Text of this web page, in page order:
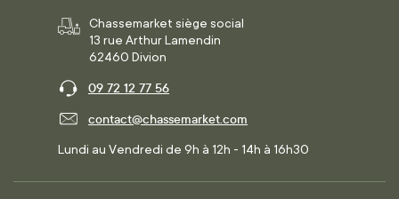
Chassemarket siège social
13 rue Arthur Lamendin
62460 Divion
09 72 12 77 56
contact@chassemarket.com
Lundi au Vendredi de 9h à 12h - 14h à 16h30